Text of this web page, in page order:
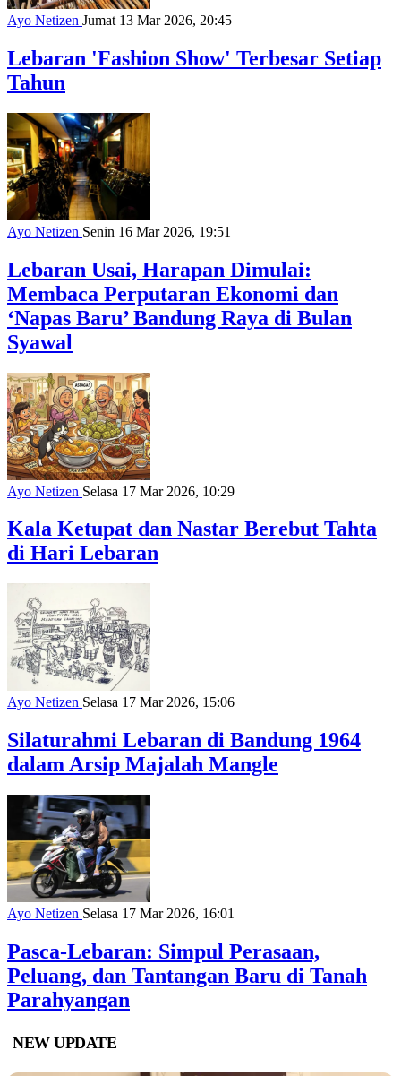
Ayo Netizen Jumat 13 Mar 2026, 20:45
Lebaran 'Fashion Show' Terbesar Setiap
Tahun
Ayo Netizen Senin 16 Mar 2026, 19:51
Lebaran Usai, Harapan Dimulai:
Membaca Perputaran Ekonomi dan
‘Napas Baru’ Bandung Raya di Bulan
Syawal
Ayo Netizen Selasa 17 Mar 2026, 10:29
Kala Ketupat dan Nastar Berebut Tahta
di Hari Lebaran
Ayo Netizen Selasa 17 Mar 2026, 15:06
Silaturahmi Lebaran di Bandung 1964
dalam Arsip Majalah Mangle
Ayo Netizen Selasa 17 Mar 2026, 16:01
Pasca-Lebaran: Simpul Perasaan,
Peluang, dan Tantangan Baru di Tanah
Parahyangan
NEW UPDATE